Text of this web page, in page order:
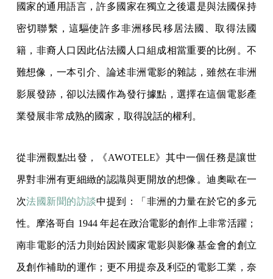
國家的通用語言，許多國家在獨立之後還是與法國保持
密切聯繫，這驅使許多非洲移民移居法國、取得法國
籍，非裔人口因此佔法國人口組成相當重要的比例。不
難想像，一本引介、論述非洲電影的雜誌，雖然在非洲
影展發跡，卻以法國作為發行據點，選擇在這個電影產
業發展非常成熟的國家，取得說話的權利。
從非洲觀點出發，《AWOTELE》其中一個任務是讓世
界對非洲有更細緻的認識與更開放的想像。迪奧歐在一
次法國新聞的訪談中提到：「非洲的力量在於它的多元
性。摩洛哥自 1944 年起在政治電影的創作上非常活躍；
南非電影的活力則始因於國家電影與影像基金會的創立
及創作補助的運作；更不用提奈及利亞的電影工業，奈